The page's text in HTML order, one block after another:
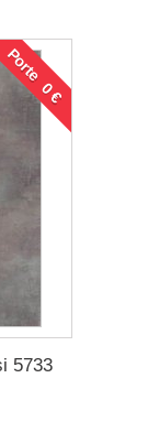
Porte 0 €
5733